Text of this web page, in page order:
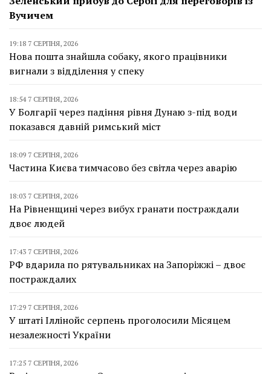
Вучичем
19:18 7 СЕРПНЯ, 2026
Нова пошта знайшла собаку, якого працівники
вигнали з відділення у спеку
18:54 7 СЕРПНЯ, 2026
У Болгарії через падіння рівня Дунаю з-під води
показався давній римський міст
18:09 7 СЕРПНЯ, 2026
Частина Києва тимчасово без світла через аварію
18:03 7 СЕРПНЯ, 2026
На Рівненщині через вибух гранати постраждали
двоє людей
17:43 7 СЕРПНЯ, 2026
РФ вдарила по рятувальниках на Запоріжжі – двоє
постраждалих
17:29 7 СЕРПНЯ, 2026
У штаті Іллінойс серпень проголосили Місяцем
незалежності України
17:25 7 СЕРПНЯ, 2026